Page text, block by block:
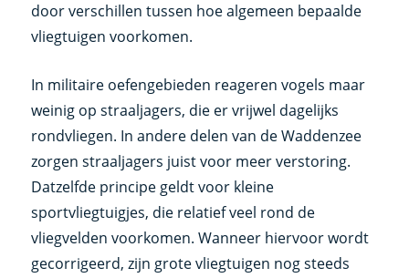
door verschillen tussen hoe algemeen bepaalde
vliegtuigen voorkomen.
In militaire oefengebieden reageren vogels maar
weinig op straaljagers, die er vrijwel dagelijks
rondvliegen. In andere delen van de Waddenzee
zorgen straaljagers juist voor meer verstoring.
Datzelfde principe geldt voor kleine
sportvliegtuigjes, die relatief veel rond de
vliegvelden voorkomen. Wanneer hiervoor wordt
gecorrigeerd, zijn grote vliegtuigen nog steeds